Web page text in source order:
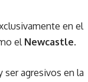
en el
el Newcastle.
ser agresivos en la